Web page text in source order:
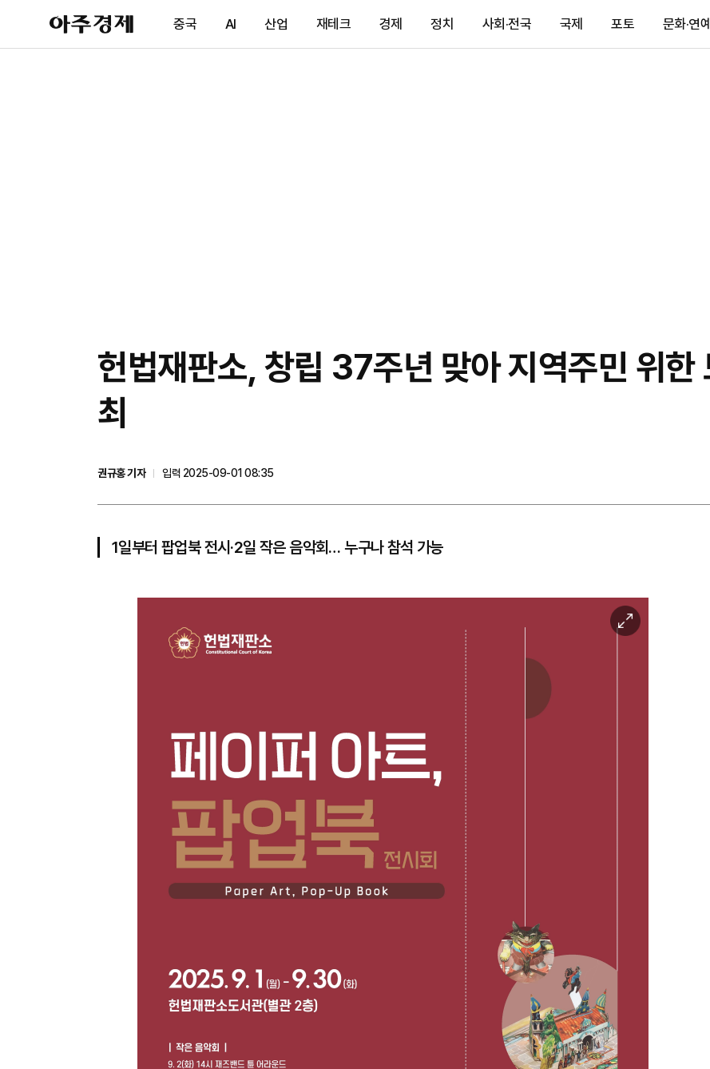
아
주
제
중국 AI 산업 재테크 경제 정치 사회·전국 국제 포토 문화·연예
헌법재판소, 창립 37주년 맞아 지역주민 위한
최
권규홍 기자
입력 2025-09-01 08:35
1일부터 팝업북 전시·2일 작은 음악회… 누구나 참석 가능
이
미